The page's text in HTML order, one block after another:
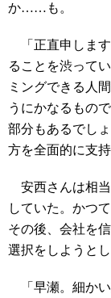
か……も。
「正直申しま
ることを渋って
ミングできる人
うにかなるもの
部分もあるでし
方を全面的に支持
安西さんは相当
していた。かつ
その後、会社を
選択をしようと
「早瀬。細かい